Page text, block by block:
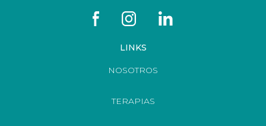
LINKS
NOSOTROS
TERAPIAS